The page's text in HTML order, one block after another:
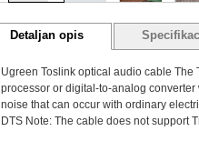
Detaljan opis
Ugreen Toslink optical audio cable
processor or digital-to-analog
noise that can occur with ordinary
DTS Note: The cable does not support